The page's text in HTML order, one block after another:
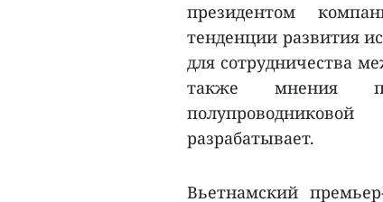
президентом
тенденции развития
для сотрудничества
также мнения по
разрабатывает.
Вьетнамский